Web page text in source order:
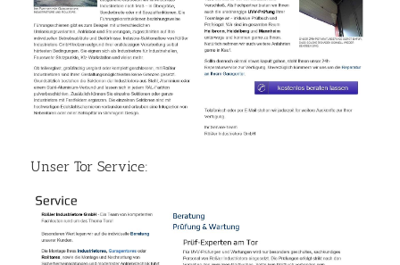
Unser Tor Service: